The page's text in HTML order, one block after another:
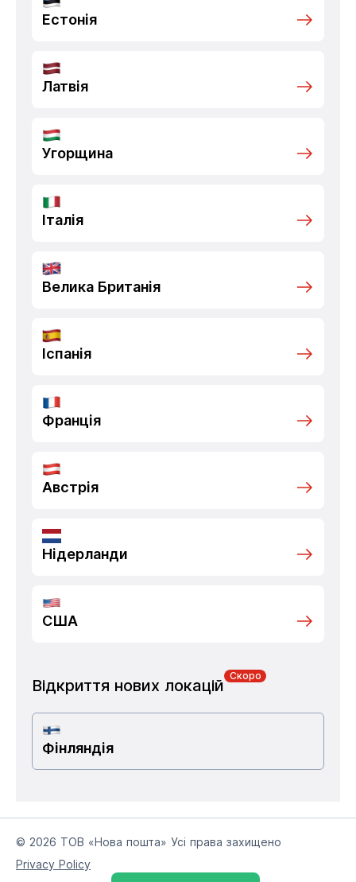
Естонія
Латвія
Угорщина
Італія
Велика Британія
Іспанія
Франція
Австрія
Нідерланди
США
Відкриття нових локацій
Скоро
Фінляндія
© 2026 ТОВ «Нова пошта» Усі права захищено
Privacy Policy